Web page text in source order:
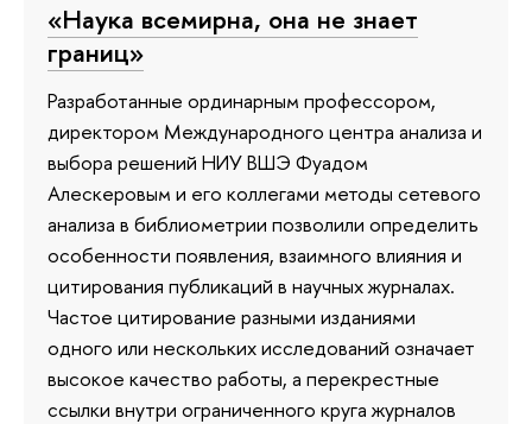
«Наука всемирна, она не знает
границ»
Разработанные ординарным профессором,
директором Международного центра анализа и
выбора решений НИУ ВШЭ Фуадом
Алескеровым и его коллегами методы сетевого
анализа в библиометрии позволили определить
особенности появления, взаимного влияния и
цитирования публикаций в научных журналах.
Частое цитирование разными изданиями
одного или нескольких исследований означает
высокое качество работы, а перекрестные
ссылки внутри ограниченного круга журналов